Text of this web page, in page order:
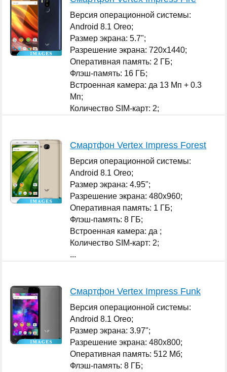
Версия операционной системы:
Android 8.1 Oreo;
Размер экрана: 5.7";
Разрешение экрана: 720x1440;
Оперативная память: 2 ГБ;
Флэш-память: 16 ГБ;
Встроенная камера: да 13 Мп + 0.3
Мп;
Количество SIM-карт: 2;
Смартфон Vertex Impress Forest
Версия операционной системы:
Android 8.1 Oreo;
Размер экрана: 4.95";
Разрешение экрана: 480x960;
Оперативная память: 1 ГБ;
Флэш-память: 8 ГБ;
Встроенная камера: да ;
Количество SIM-карт: 2;
...
Смартфон Vertex Impress Funk
Версия операционной системы:
Android 8.1 Oreo;
Размер экрана: 3.97";
Разрешение экрана: 480x800;
Оперативная память: 512 Мб;
Флэш-память: 8 ГБ;